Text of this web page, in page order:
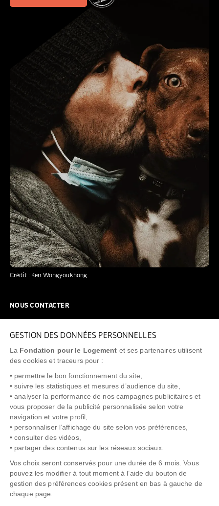
GESTION DES DONNÉES PERSONNELLES
La Fondation pour le Logement et ses partenaires utilisent
des cookies et traceurs pour :
• permettre le bon fonctionnement du site,
• suivre les statistiques et mesures d’audience du site,
• analyser la performance de nos campagnes publicitaires et
vous proposer de la publicité personnalisée selon votre
navigation et votre profil,
• personnaliser l’affichage du site selon vos préférences,
• consulter des vidéos,
• partager des contenus sur les réseaux sociaux.
Vos choix seront conservés pour une durée de 6 mois. Vous
pouvez les modifier à tout moment à l’aide du bouton de
gestion des préférences cookies présent en bas à gauche de
chaque page.
Crédit : Ken Wongyoukhong
NOUS CONTACTER
FAQ
NEWSLETTER
"Allô Prévention Expulsion" 0805 299 049